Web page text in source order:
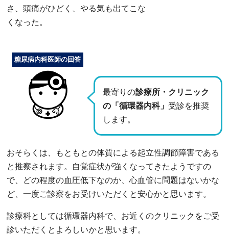
さ、頭痛がひどく、やる気も出てこな
くなった。
最寄りの診療所・クリニック
の「循環器内科」 受診を推奨
します。
糖尿病内科医師の回答
おそらくは、もともとの体質による起立性調節障害である
と推察されます。自覚症状が強くなってきたようですの
で、どの程度の血圧低下なのか、心血管に問題はないかな
ど、一度ご診察をお受けいただくと安心かと思います。
診療科としては循環器内科で、お近くのクリニックをご受
診いただくとよろしいかと思います。